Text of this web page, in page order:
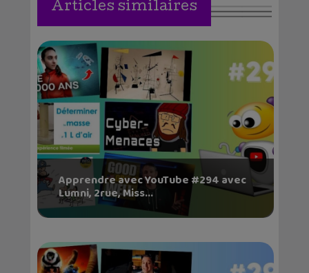
Articles similaires
Apprendre avec YouTube #294 avec
Lumni, 2rue, Miss...